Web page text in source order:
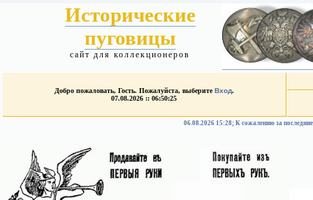
Исторические
пуговицы
сайт для коллекционеров
Добро пожаловать, Гость. Пожалуйста, выберитеВход.
07.08.2026 :: 06:50:25
06.08.2026 15:28; К сожалению за